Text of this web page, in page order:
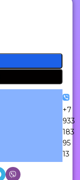
+7
933
183
95
13